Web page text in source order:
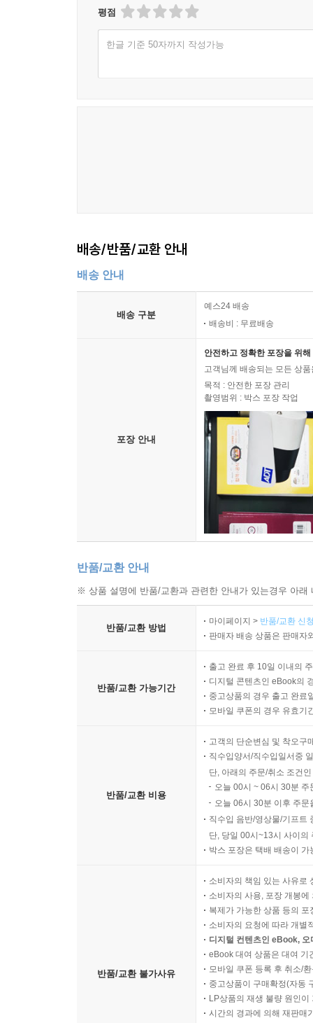
빅토르가 미소 짓는다.
싶다는 욕망을 일깨운다. 그렇게 모든 것이 흔들
이 작품의 특별한 점은 극적인 사건 없이도 일상
작가 카롤리네 발은 『스물두 번째 레인』의 출
‘반복’이다. 작가는 틸다에게 수학이라는 전
계산이야말로 틸다가 삶을 정리하고 견딜 수 있
소설은 회색빛으로 물든 독일 소도시의 일상과
버텨내는 시간이며, 동시에 자신의 자리를 지키
인물이 수영장 블록 위에 불쑥 등장하면서 미묘
그리고 틸다에게는 타인을 받아들이는 첫 번째
외로움을 알아보는 과정으로 그려내며 깊은 여운
한편, ‘물’은 이 소설에서 반복적으로 등장하는
드러낸다. 그리고 그 감정의 조각들이 천천히 쌓
고통스러운 성장의 과정을 보편적인 언어로 풀어
평점
한글 기준 50자까지 작성가능
배송/반품/교환 안내
배송 안내
배송 구분
예스24 배송
배송비 : 무료배송
포장 안내
안전하고 정확한 포장을 위
고객님께 배송되는 모든 상
목적 : 안전한 포장 관리
촬영범위 : 박스 포장 작업
반품/교환 안내
※ 상품 설명에 반품/교환과 관련한 안내가 있는경우 아
반품/교환 방법
마이페이지 > 반품/교환 신
판매자 배송 상품은 판매자
반품/교환 가능기간
출고 완료 후 10일 이내의
디지털 콘텐츠인 eBook의
중고상품의 경우 출고 완료
모바일 쿠폰의 경우 유효기
반품/교환 비용
고객의 단순변심 및 착오구
직수입양서/직수입일서중
단, 아래의 주문/취소 조건
오늘 00시 ~ 06시 30분
오늘 06시 30분 이후 주
직수입 음반/영상물/기프트
단, 당일 00시~13시 사이의
박스 포장은 택배 배송이
반품/교환 불가사유
소비자의 책임 있는 사유로
소비자의 사용, 포장 개봉
복제가 가능한 상품 등의
소비자의 요청에 따라 개별
디지털 컨텐츠인 eBook,
eBook 대여 상품은 대여 기
모바일 쿠폰 등록 후 취소/
중고상품이 구매확정(자동
LP상품의 재생 불량 원인
시간의 경과에 의해 재판매